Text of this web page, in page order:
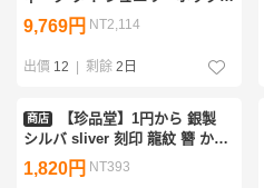
ス 銀製 時代物 骨董品 古美術 長
12cm 重239g M-B77S-SR2
9,769円 NT2,114
出價 12 | 剩餘 2日
商店
【珍品堂】1円から 銀製
シルバ sliver 刻印 龍紋 簪 かん
ざし 髪飾り 彫金 細工 和装小物
古美術 時代物 16cm 重32g M-
1,820円 NT393